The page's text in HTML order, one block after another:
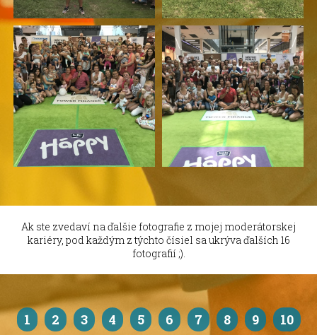
Ak ste zvedaví na ďalšie fotografie z mojej moderátorskej
kariéry, pod každým z týchto čísiel sa ukrýva ďalších 16
fotografií ;).
1 2 3 4 5 6 7 8 9
10